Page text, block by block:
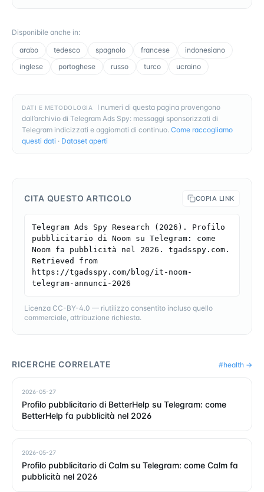
Disponibile anche in:
arabo
tedesco spagnolo francese
indonesiano
inglese
portoghese russo turco ucraino
DATI E METODOLOGIA
I numeri di questa pagina provengono
dall’archivio di Telegram Ads Spy: messaggi sponsorizzati di
Telegram indicizzati e aggiornati di continuo. Come raccogliamo
questi dati · Dataset aperti
CITA QUESTO ARTICOLO COPIA LINK
Telegram Ads Spy Research (2026). Profilo
pubblicitario di Noom su Telegram: come
Noom fa pubblicità nel 2026. tgadsspy.com.
Retrieved from
https://tgadsspy.com/blog/it-noom-
telegram-annunci-2026
Licenza CC-BY-4.0 — riutilizzo consentito incluso quello
commerciale, attribuzione richiesta.
RICERCHE CORRELATE #health →
2026-05-27
Profilo pubblicitario di BetterHelp su Telegram: come
BetterHelp fa pubblicità nel 2026
2026-05-27
Profilo pubblicitario di Calm su Telegram: come Calm fa
pubblicità nel 2026